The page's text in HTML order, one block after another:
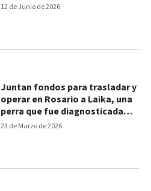
12 de Junio de 2026
23 de Marzo de 2026
Juntan fondos para trasladar y
operar en Rosario a Laika, una
perra que fue diagnosticada
con cáncer